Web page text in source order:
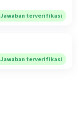
Jawaban terverifikasi
Jawaban terverifikasi